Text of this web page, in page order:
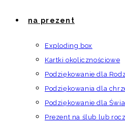
na prezent
Exploding box
Kartki okolicznościowe
Podziękowanie dla
Podziękowania dla
Podziękowanie dla
Prezent na ślub lub